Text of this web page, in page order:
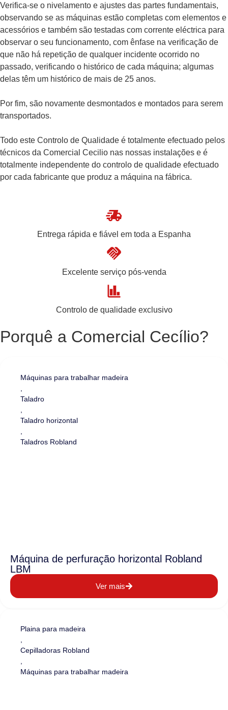
Verifica-se o nivelamento e ajustes das partes fundamentais,
observando se as máquinas estão completas com elementos e
acessórios e também são testadas com corrente eléctrica para
observar o seu funcionamento, com ênfase na verificação de
que não há repetição de qualquer incidente ocorrido no
passado, verificando o histórico de cada máquina; algumas
delas têm um histórico de mais de 25 anos.
Por fim, são novamente desmontados e montados para serem
transportados.
Todo este Controlo de Qualidade é totalmente efectuado pelos
técnicos da Comercial Cecilio nas nossas instalações e é
totalmente independente do controlo de qualidade efectuado
por cada fabricante que produz a máquina na fábrica.
Entrega rápida e fiável em toda a Espanha
Excelente serviço pós-venda
Controlo de qualidade exclusivo
Porquê a Comercial Cecílio?
Máquinas para trabalhar madeira
,
Taladro
,
Taladro horizontal
,
Taladros Robland
Máquina de perfuração horizontal Robland
LBM
Ver mais
Plaina para madeira
,
Cepilladoras Robland
,
Máquinas para trabalhar madeira